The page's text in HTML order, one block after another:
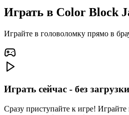
Играть в Color Block
Играйте в головоломку прямо в
Играть сейчас - без загрузки
Сразу приступайте к игре!